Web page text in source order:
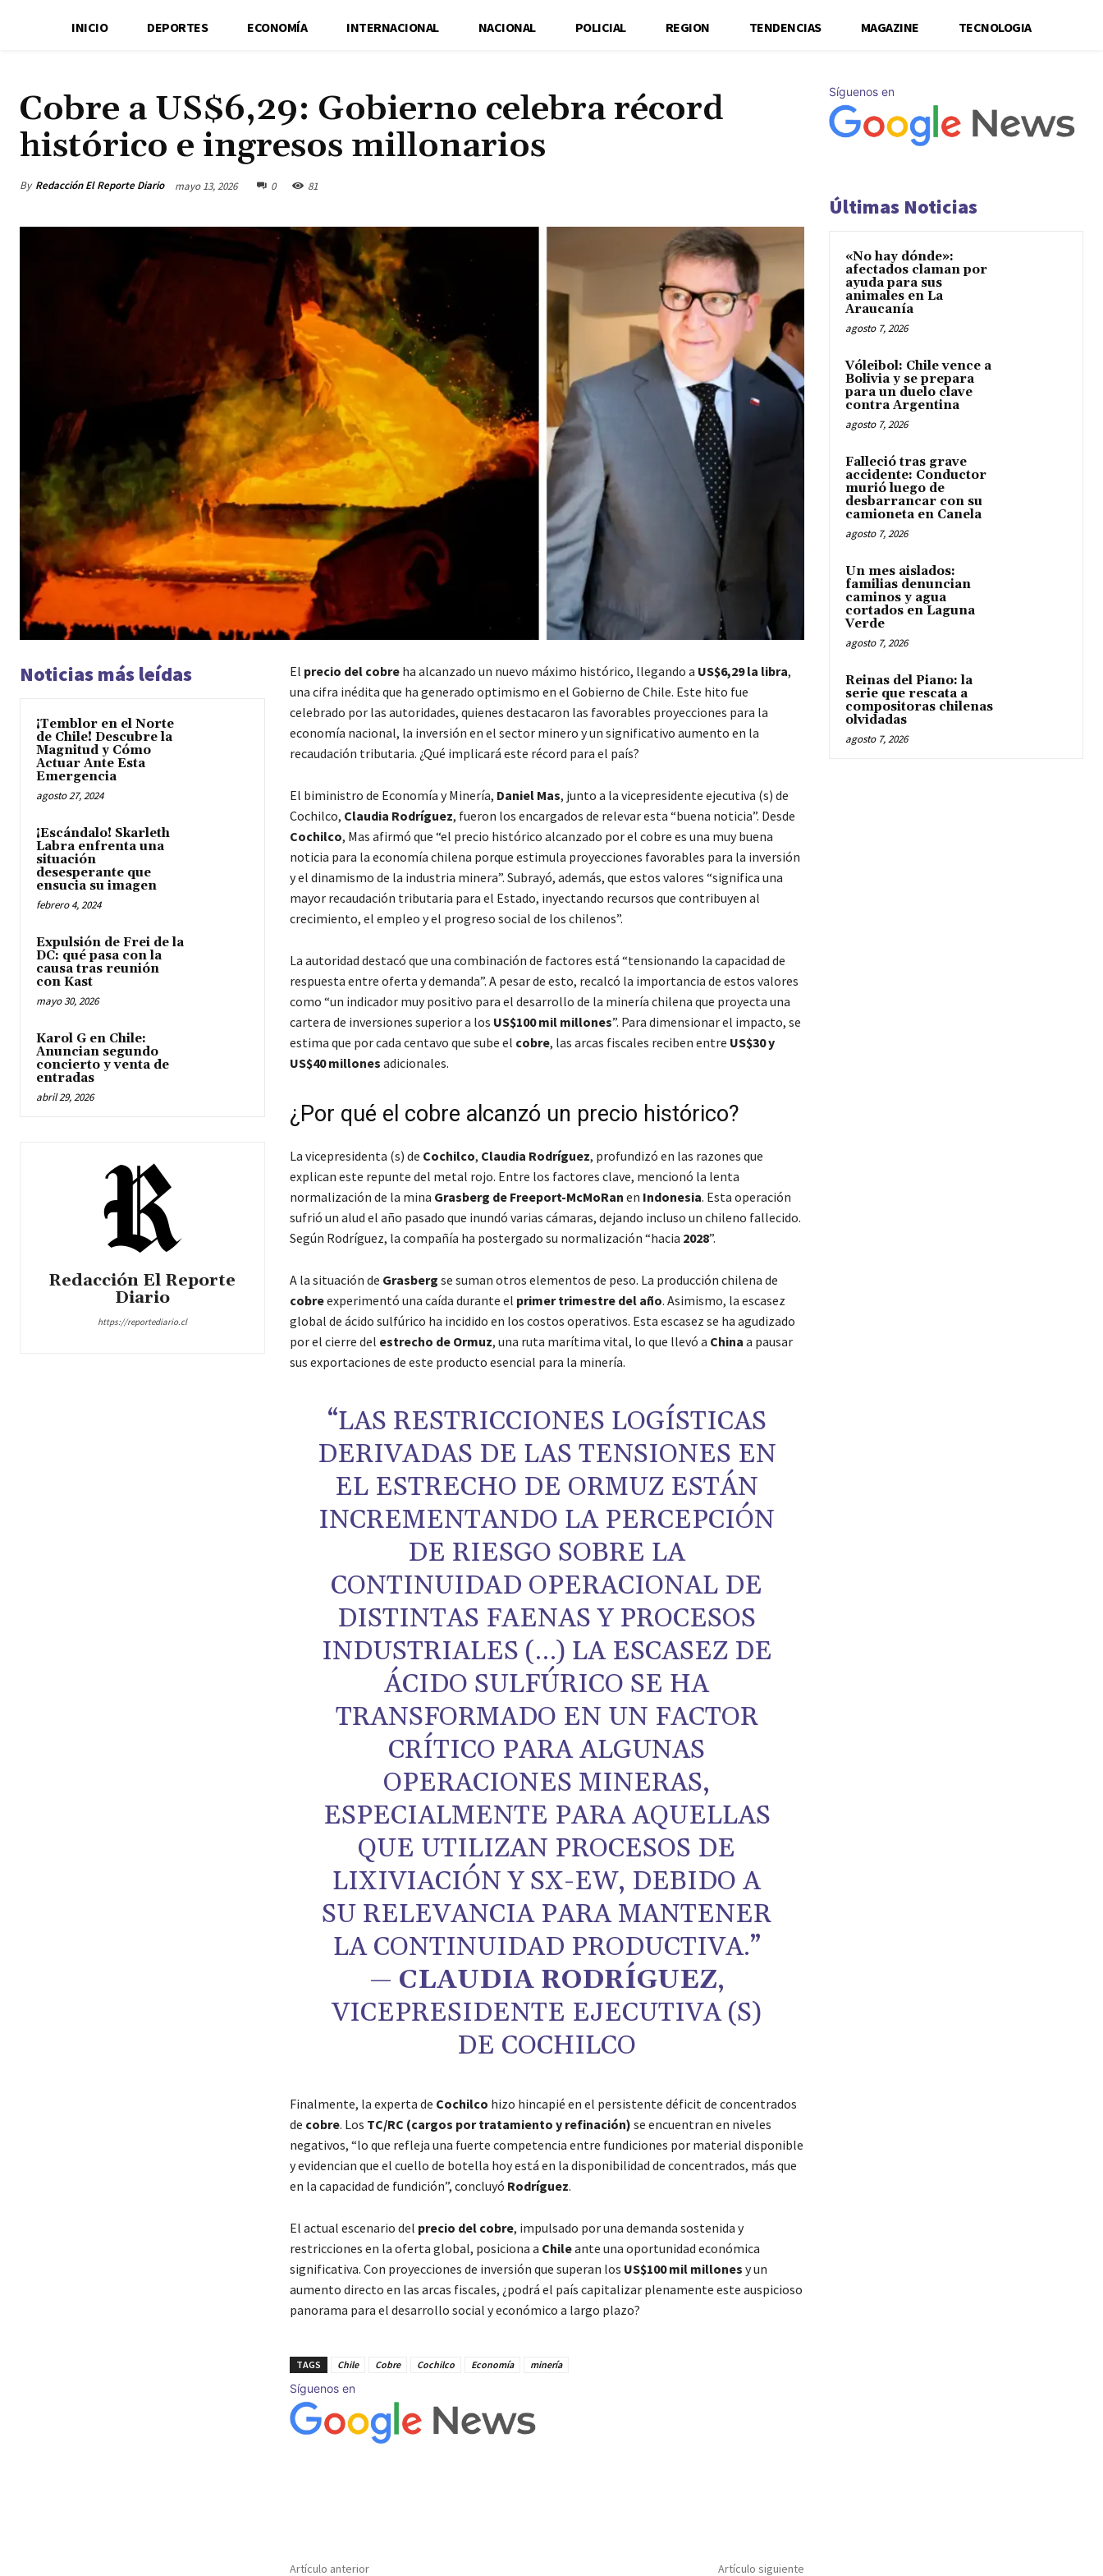
INICIO DEPORTES ECONOMÍA INTERNACIONAL NACIONAL POLICIAL REGION TENDENCIAS MAGAZINE TECNOLOGIA
Cobre a US$6,29: Gobierno celebra récord
histórico e ingresos millonarios
By Redacción El Reporte Diario mayo 13, 2026 0 81
Noticias más leídas
¡Temblor en el Norte
de Chile! Descubre la
Magnitud y Cómo
Actuar Ante Esta
Emergencia
agosto 27, 2024
¡Escándalo! Skarleth
Labra enfrenta una
situación
desesperante que
ensucia su imagen
febrero 4, 2024
Expulsión de Frei de la
DC: qué pasa con la
causa tras reunión
con Kast
mayo 30, 2026
Karol G en Chile:
Anuncian segundo
concierto y venta de
entradas
abril 29, 2026
Redacción El Reporte
Diario
https://reportediario.cl
El precio del cobreha alcanzado un nuevo máximo histórico, llegando a US$6,29 la libra,
una cifra inédita que ha generado optimismo en el Gobierno de Chile. Este hito fue
celebrado por las autoridades, quienes destacaron las favorables proyecciones para la
economía nacional, la inversión en el sector minero y un significativo aumento en la
recaudación tributaria. ¿Qué implicará este récord para el país?
El biministro de Economía y Minería, Daniel Mas, junto a la vicepresidente ejecutiva (s) de
Cochilco, Claudia Rodríguez, fueron los encargados de relevar esta “buena noticia”. Desde
Cochilco, Mas afirmó que “el precio histórico alcanzado por el cobre es una muy buena
noticia para la economía chilena porque estimula proyecciones favorables para la inversión
y el dinamismo de la industria minera”. Subrayó, además, que estos valores “significa una
mayor recaudación tributaria para el Estado, inyectando recursos que contribuyen al
crecimiento, el empleo y el progreso social de los chilenos”.
La autoridad destacó que una combinación de factores está “tensionando la capacidad de
respuesta entre oferta y demanda”. A pesar de esto, recalcó la importancia de estos valores
como “un indicador muy positivo para el desarrollo de la minería chilena que proyecta una
cartera de inversiones superior a los US$100 mil millones”. Para dimensionar el impacto, se
estima que por cada centavo que sube el cobre, las arcas fiscales reciben entre US$30 y
US$40 millones adicionales.
¿Por qué el cobre alcanzó un precio histórico?
La vicepresidenta (s) de Cochilco, Claudia Rodríguez, profundizó en las razones que
explican este repunte del metal rojo. Entre los factores clave, mencionó la lenta
normalización de la mina Grasberg de Freeport-McMoRan en Indonesia. Esta operación
sufrió un alud el año pasado que inundó varias cámaras, dejando incluso un chileno fallecido.
Según Rodríguez, la compañía ha postergado su normalización “hacia 2028”.
A la situación de Grasberg se suman otros elementos de peso. La producción chilena de
cobreexperimentó una caída durante el primer trimestre del año. Asimismo, la escasez
global de ácido sulfúrico ha incidido en los costos operativos. Esta escasez se ha agudizado
por el cierre del estrecho de Ormuz, una ruta marítima vital, lo que llevó a China a pausar
sus exportaciones de este producto esencial para la minería.
“LAS RESTRICCIONES LOGÍSTICAS
DERIVADAS DE LAS TENSIONES EN
EL ESTRECHO DE ORMUZ ESTÁN
INCREMENTANDO LA PERCEPCIÓN
DE RIESGO SOBRE LA
CONTINUIDAD OPERACIONAL DE
DISTINTAS FAENAS Y PROCESOS
INDUSTRIALES (…) LA ESCASEZ DE
ÁCIDO SULFÚRICO SE HA
TRANSFORMADO EN UN FACTOR
CRÍTICO PARA ALGUNAS
OPERACIONES MINERAS,
ESPECIALMENTE PARA AQUELLAS
QUE UTILIZAN PROCESOS DE
LIXIVIACIÓN Y SX-EW, DEBIDO A
SU RELEVANCIA PARA MANTENER
LA CONTINUIDAD PRODUCTIVA.”
— CLAUDIA RODRÍGUEZ,
VICEPRESIDENTE EJECUTIVA (S)
DE COCHILCO
Finalmente, la experta de Cochilco hizo hincapié en el persistente déficit de concentrados
de cobre. Los TC/RC (cargos por tratamiento y refinación) se encuentran en niveles
negativos, “lo que refleja una fuerte competencia entre fundiciones por material disponible
y evidencian que el cuello de botella hoy está en la disponibilidad de concentrados, más que
en la capacidad de fundición”, concluyó Rodríguez.
El actual escenario del precio del cobre, impulsado por una demanda sostenida y
restricciones en la oferta global, posiciona a Chileante una oportunidad económica
significativa. Con proyecciones de inversión que superan los US$100 mil millones y un
aumento directo en las arcas fiscales, ¿podrá el país capitalizar plenamente este auspicioso
panorama para el desarrollo social y económico a largo plazo?
TAGS Chile Cobre Cochilco Economía minería
Síguenos en
Artículo anterior Artículo siguiente
Síguenos en
Últimas Noticias
«No hay dónde»:
afectados claman por
ayuda para sus
animales en La
Araucanía
agosto 7, 2026
Vóleibol: Chile vence a
Bolivia y se prepara
para un duelo clave
contra Argentina
agosto 7, 2026
Falleció tras grave
accidente: Conductor
murió luego de
desbarrancar con su
camioneta en Canela
agosto 7, 2026
Un mes aislados:
familias denuncian
caminos y agua
cortados en Laguna
Verde
agosto 7, 2026
Reinas del Piano: la
serie que rescata a
compositoras chilenas
olvidadas
agosto 7, 2026